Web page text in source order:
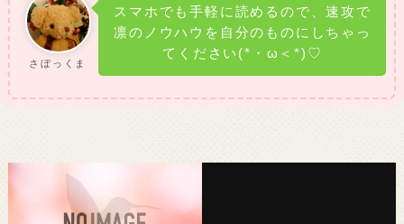
さぼっくま
スマホでも手軽に読めるので、速攻で
凛のノウハウを自分のものにしちゃっ
てください(*・ω＜*)♡